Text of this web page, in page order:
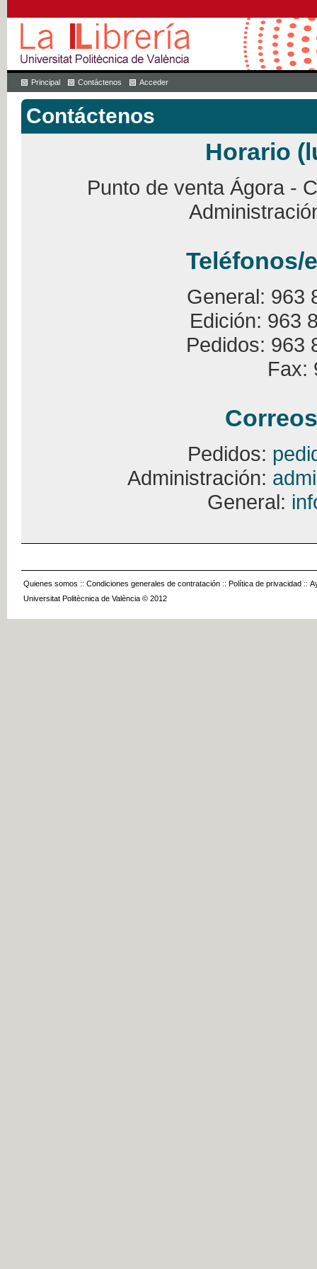
Principal Contáctenos Acceder
Contáctenos
Horario
Punto de venta Ágora -
Teléfonos/
General: 963
Edición: 963
Pedidos: 963
Fax:
Pedidos:
Administración:
General:
Quienes somos :: Condiciones generales de contratación :: Política de privacidad ::
Universitat Politècnica de València © 2012